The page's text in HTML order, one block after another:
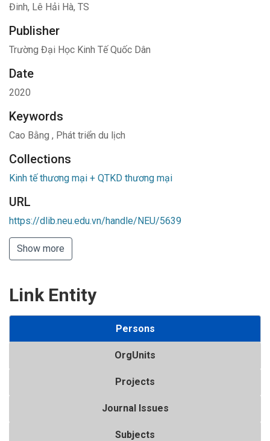
Đinh, Lê Hải Hà, TS
Publisher
Trường Đại Học Kinh Tế Quốc Dân
Date
2020
Keywords
Cao Bằng , Phát triển du lịch
Collections
Kinh tế thương mại + QTKD thương mại
URL
https://dlib.neu.edu.vn/handle/NEU/5639
Show more
Link Entity
Persons
OrgUnits
Projects
Journal Issues
Subjects